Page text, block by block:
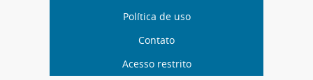
Política de uso
Contato
Acesso restrito